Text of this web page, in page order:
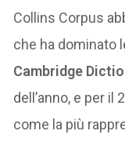
Collins Corpus
che ha dominato
Cambridge
dell’anno, e per il
come la più